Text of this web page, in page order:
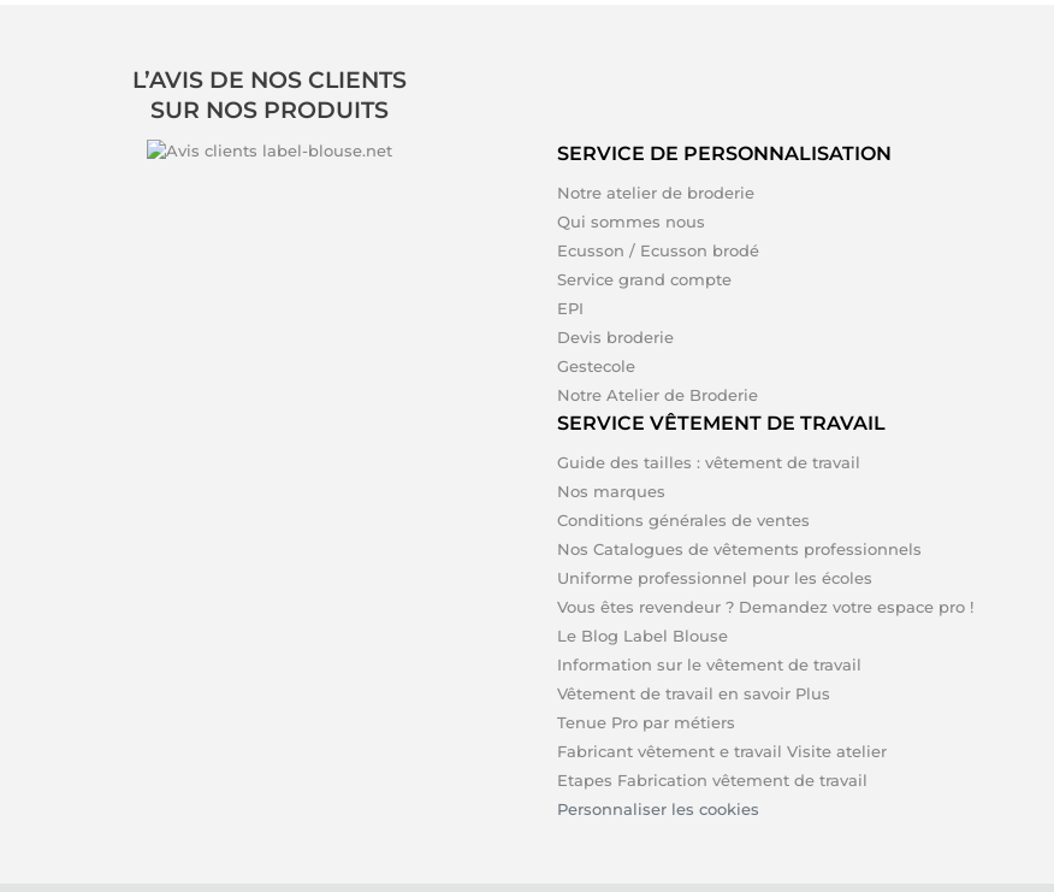
L’AVIS DE NOS CLIENTS
SUR NOS PRODUITS
SERVICE DE PERSONNALISATION
Notre atelier de broderie
Qui sommes nous
Ecusson / Ecusson brodé
Service grand compte
EPI
Devis broderie
Gestecole
Notre Atelier de Broderie
SERVICE VÊTEMENT DE TRAVAIL
Guide des tailles : vêtement de travail
Nos marques
Conditions générales de ventes
Nos Catalogues de vêtements professionnels
Uniforme professionnel pour les écoles
Vous êtes revendeur ? Demandez votre espace pro !
Le Blog Label Blouse
Information sur le vêtement de travail
Vêtement de travail en savoir Plus
Tenue Pro par métiers
Fabricant vêtement e travail Visite atelier
Etapes Fabrication vêtement de travail
Personnaliser les cookies